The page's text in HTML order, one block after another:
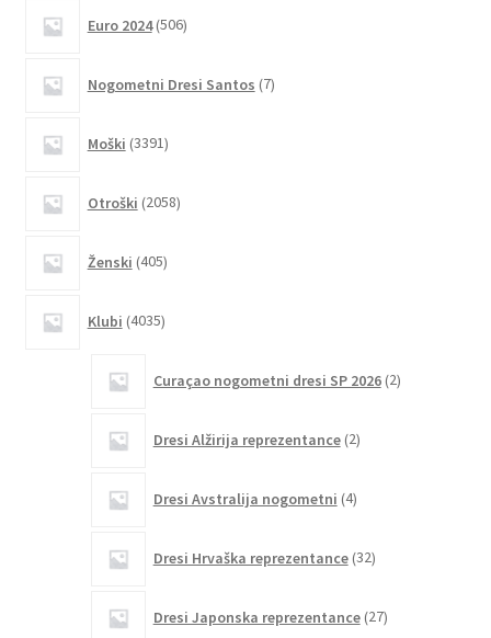
Euro 2024 506izdelkov
Nogometni Dresi Santos 7izdelkov
Moški 3391izdelkov
Otroški 2058izdelkov
Ženski 405izdelkov
Klubi 4035izdelkov
Curaçao nogometni dresi SP 2026 2izdelka
Dresi Alžirija reprezentance 2izdelka
Dresi Avstralija nogometni 4izdelki
Dresi Hrvaška reprezentance 32izdelkov
Dresi Japonska reprezentance 27izdelkov